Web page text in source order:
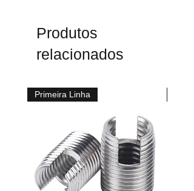
Produtos
relacionados
Primeira Linha